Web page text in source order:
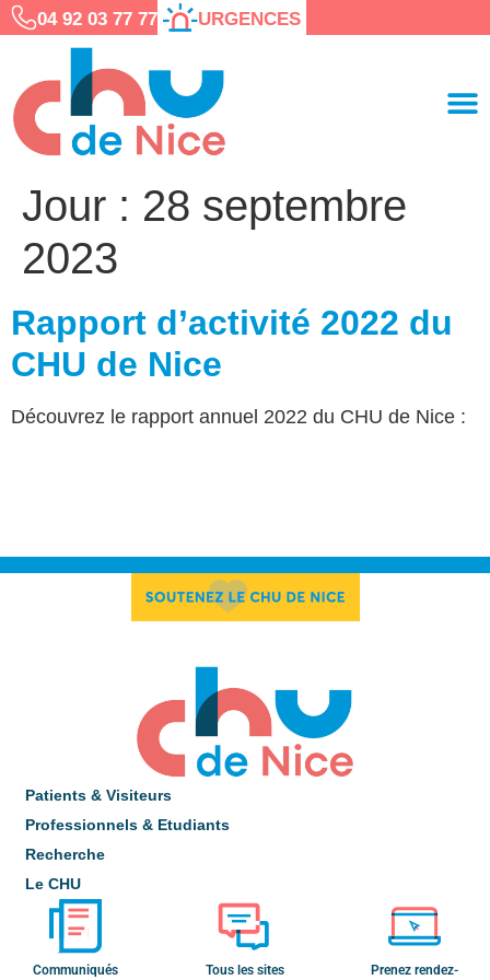
04 92 03 77 77 URGENCES
Jour : 28 septembre
2023
Rapport d’activité 2022 du
CHU de Nice
Découvrez le rapport annuel 2022 du CHU de Nice :
Patients & Visiteurs
Professionnels & Etudiants
Recherche
Le CHU
Communiqués
Tous les sites
Prenez rendez-